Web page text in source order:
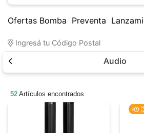
Ofertas Bomba Preventa
Ingresá tu Código Postal
Audio
52 Artículos encontrados